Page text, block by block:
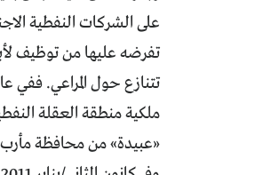
على الشركات النفطية
تفرضه عليها من توظيف